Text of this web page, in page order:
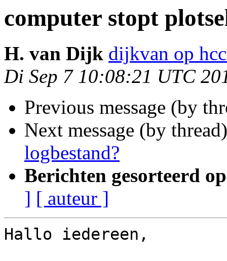
computer stopt
H. van Dijk dijkvan op
Di Sep 7 10:08:21 UTC
Previous message (by
Next message (by
logbestand?
Berichten gesorteerd
] [ auteur ]
Hallo iedereen,